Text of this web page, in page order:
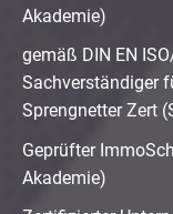
Akademie)
gemäß DIN EN
Sachverständiger
Sprengnetter Zert
Geprüfter
Akademie)